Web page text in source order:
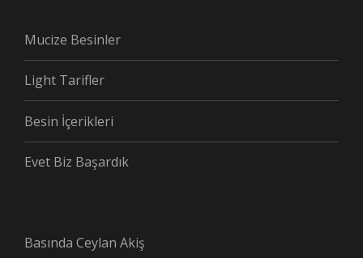
Mucize Besinler
Light Tarifler
Besin İçerikleri
Evet Biz Başardık
Basında Ceylan Akiş